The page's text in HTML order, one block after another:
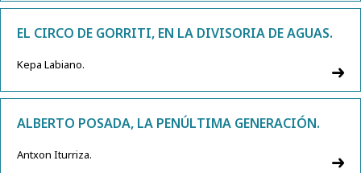
EL CIRCO DE GORRITI, EN LA DIVISORIA DE AGUAS.
Kepa Labiano.
ALBERTO POSADA, LA PENÚLTIMA GENERACIÓN.
Antxon Iturriza.